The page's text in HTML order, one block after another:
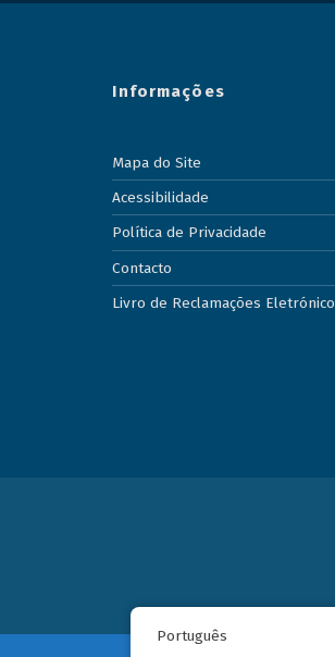
Informações
Mapa do Site
Acessibilidade
Política de Privacidade
Contacto
Livro de Reclamações Eletrónico
Português